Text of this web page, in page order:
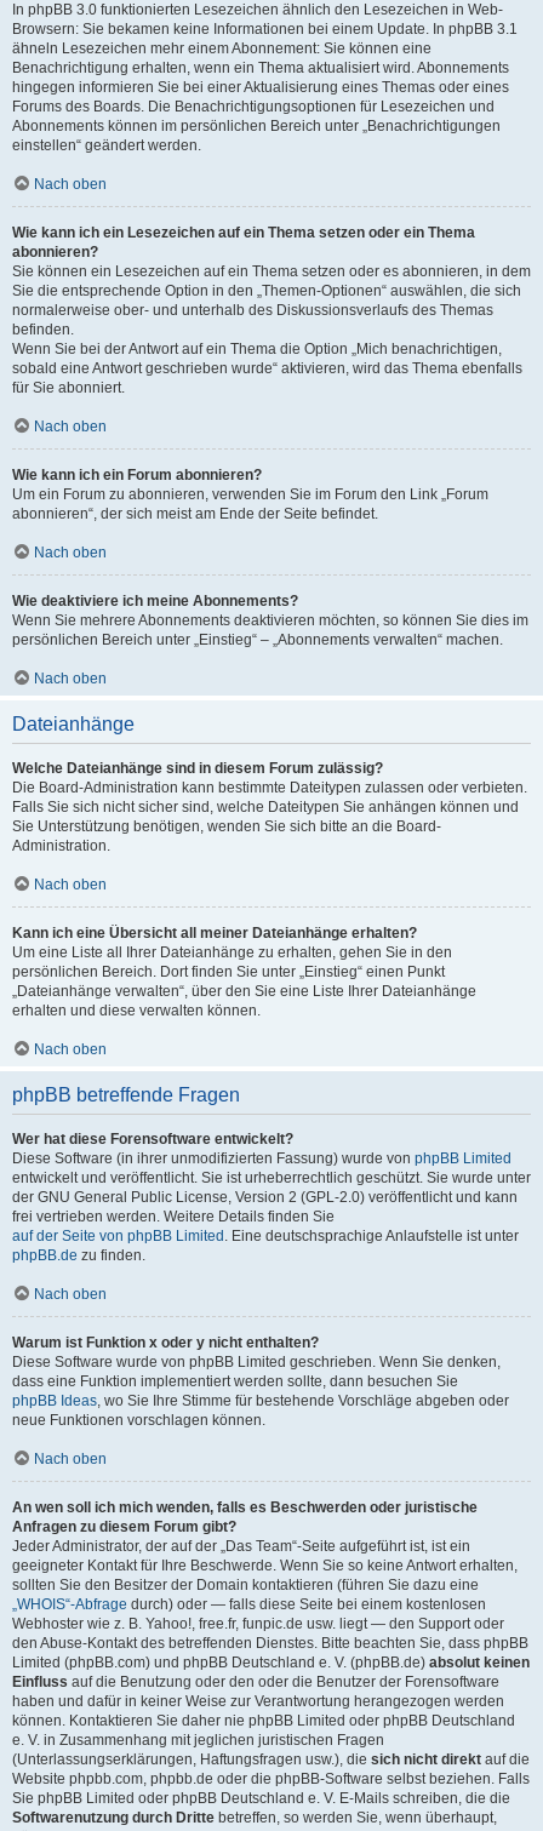
In phpBB 3.0 funktionierten Lesezeichen ähnlich den Lesezeichen in Web-
Browsern: Sie bekamen keine Informationen bei einem Update. In phpBB 3.1
ähneln Lesezeichen mehr einem Abonnement: Sie können eine
Benachrichtigung erhalten, wenn ein Thema aktualisiert wird. Abonnements
hingegen informieren Sie bei einer Aktualisierung eines Themas oder eines
Forums des Boards. Die Benachrichtigungsoptionen für Lesezeichen und
Abonnements können im persönlichen Bereich unter „Benachrichtigungen
einstellen“ geändert werden.
Nach oben
Wie kann ich ein Lesezeichen auf ein Thema setzen oder ein Thema
abonnieren?
Sie können ein Lesezeichen auf ein Thema setzen oder es abonnieren, in dem
Sie die entsprechende Option in den „Themen-Optionen“ auswählen, die sich
normalerweise ober- und unterhalb des Diskussionsverlaufs des Themas
befinden.
Wenn Sie bei der Antwort auf ein Thema die Option „Mich benachrichtigen,
sobald eine Antwort geschrieben wurde“ aktivieren, wird das Thema ebenfalls
für Sie abonniert.
Nach oben
Wie kann ich ein Forum abonnieren?
Um ein Forum zu abonnieren, verwenden Sie im Forum den Link „Forum
abonnieren“, der sich meist am Ende der Seite befindet.
Nach oben
Wie deaktiviere ich meine Abonnements?
Wenn Sie mehrere Abonnements deaktivieren möchten, so können Sie dies im
persönlichen Bereich unter „Einstieg“ – „Abonnements verwalten“ machen.
Nach oben
Dateianhänge
Welche Dateianhänge sind in diesem Forum zulässig?
Die Board-Administration kann bestimmte Dateitypen zulassen oder verbieten.
Falls Sie sich nicht sicher sind, welche Dateitypen Sie anhängen können und
Sie Unterstützung benötigen, wenden Sie sich bitte an die Board-
Administration.
Nach oben
Kann ich eine Übersicht all meiner Dateianhänge erhalten?
Um eine Liste all Ihrer Dateianhänge zu erhalten, gehen Sie in den
persönlichen Bereich. Dort finden Sie unter „Einstieg“ einen Punkt
„Dateianhänge verwalten“, über den Sie eine Liste Ihrer Dateianhänge
erhalten und diese verwalten können.
Nach oben
phpBB betreffende Fragen
Wer hat diese Forensoftware entwickelt?
Diese Software (in ihrer unmodifizierten Fassung) wurde von phpBB Limited
entwickelt und veröffentlicht. Sie ist urheberrechtlich geschützt. Sie wurde unter
der GNU General Public License, Version 2 (GPL-2.0) veröffentlicht und kann
frei vertrieben werden. Weitere Details finden Sie
auf der Seite von phpBB Limited . Eine deutschsprachige Anlaufstelle ist unter
phpBB.de zu finden.
Nach oben
Warum ist Funktion x oder y nicht enthalten?
Diese Software wurde von phpBB Limited geschrieben. Wenn Sie denken,
dass eine Funktion implementiert werden sollte, dann besuchen Sie
phpBB Ideas, wo Sie Ihre Stimme für bestehende Vorschläge abgeben oder
neue Funktionen vorschlagen können.
Nach oben
An wen soll ich mich wenden, falls es Beschwerden oder juristische
Anfragen zu diesem Forum gibt?
Jeder Administrator, der auf der „Das Team“-Seite aufgeführt ist, ist ein
geeigneter Kontakt für Ihre Beschwerde. Wenn Sie so keine Antwort erhalten,
sollten Sie den Besitzer der Domain kontaktieren (führen Sie dazu eine
„WHOIS“-Abfrage durch) oder — falls diese Seite bei einem kostenlosen
Webhoster wie z. B. Yahoo!, free.fr, funpic.de usw. liegt — den Support oder
den Abuse-Kontakt des betreffenden Dienstes. Bitte beachten Sie, dass phpBB
Limited (phpBB.com) und phpBB Deutschland e. V. (phpBB.de) absolut keinen
Einfluss auf die Benutzung oder den oder die Benutzer der Forensoftware
haben und dafür in keiner Weise zur Verantwortung herangezogen werden
können. Kontaktieren Sie daher nie phpBB Limited oder phpBB Deutschland
e. V. in Zusammenhang mit jeglichen juristischen Fragen
(Unterlassungserklärungen, Haftungsfragen usw.), die sich nicht direkt auf die
Website phpbb.com, phpbb.de oder die phpBB-Software selbst beziehen. Falls
Sie phpBB Limited oder phpBB Deutschland e. V. E-Mails schreiben, die die
Softwarenutzung durch Dritte betreffen, so werden Sie, wenn überhaupt,